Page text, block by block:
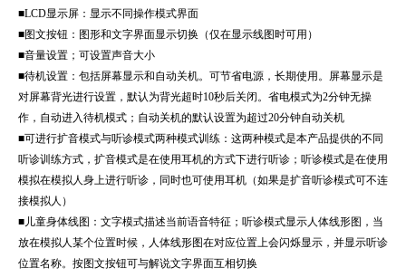
■LCD显示屏：显示不同操作模式界面
■图文按钮：图形和文字界面显示切换（仅在显示线图时可用）
■音量设置；可设置声音大小
■待机设置：包括屏幕显示和自动关机。可节省电源，长期使用。屏幕显示是
对屏幕背光进行设置，默认为背光超时10秒后关闭。省电模式为2分钟无操
作，自动进入待机模式；自动关机的默认设置为超过20分钟自动关机
■可进行扩音模式与听诊模式两种模式训练：这两种模式是本产品提供的不同
听诊训练方式，扩音模式是在使用耳机的方式下进行听诊；听诊模式是在使用
模拟在模拟人身上进行听诊，同时也可使用耳机（如果是扩音听诊模式可不连
接模拟人）
■儿童身体线图：文字模式描述当前语音特征；听诊模式显示人体线形图，当
放在模拟人某个位置时候，人体线形图在对应位置上会闪烁显示，并显示听诊
位置名称。按图文按钮可与解说文字界面互相切换